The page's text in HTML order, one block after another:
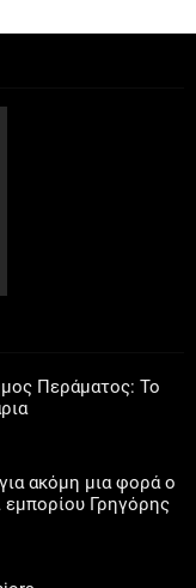
Περάματος: Το
ακόμη μια φορά ο
Γρηγόρης